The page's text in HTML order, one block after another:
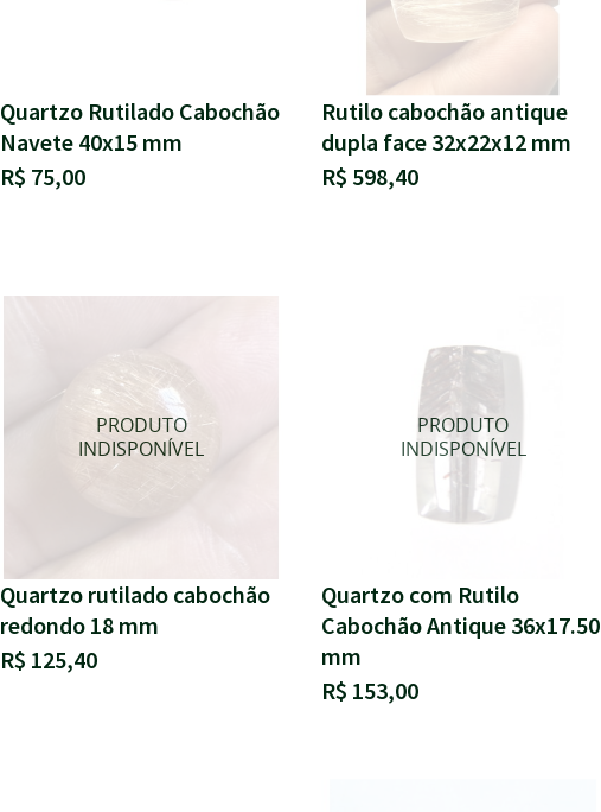
Quartzo Rutilado Cabochão
Navete 40x15 mm
R$ 75,00
Rutilo cabochão antique
dupla face 32x22x12 mm
R$ 598,40
Quartzo rutilado cabochão
redondo 18 mm
R$ 125,40
Quartzo com Rutilo
Cabochão Antique 36x17.50
mm
R$ 153,00